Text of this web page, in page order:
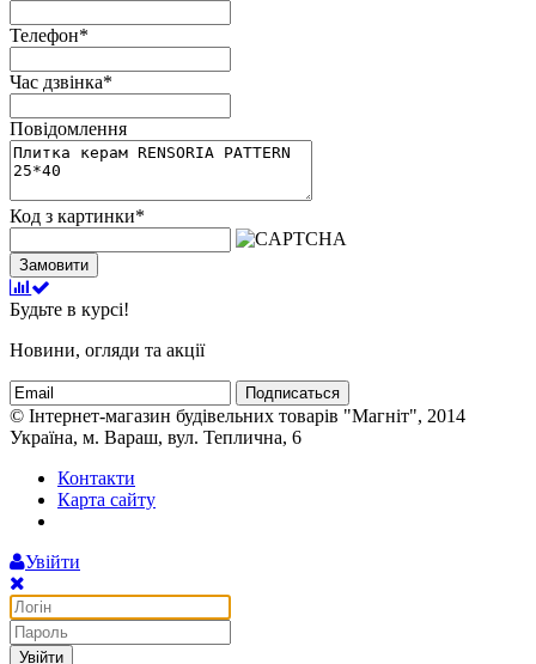
Телефон*
Час дзвінка*
Повідомлення
Код з картинки*
Замовити
Будьте в курсі!
Новини, огляди та акції
Подписаться
© Інтернет-магазин будівельних товарів "Магніт", 2014
Україна, м. Вараш, вул. Теплична, 6
Контакти
Карта сайту
Увійти
Увійти